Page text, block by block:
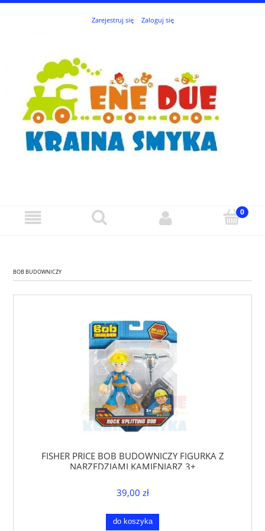
Zarejestruj się Zaloguj się
BOB BUDOWNICZY
FISHER PRICE BOB BUDOWNICZY FIGURKA Z
NARZĘDZIAMI KAMIENIARZ 3+
39,00 zł
do koszyka